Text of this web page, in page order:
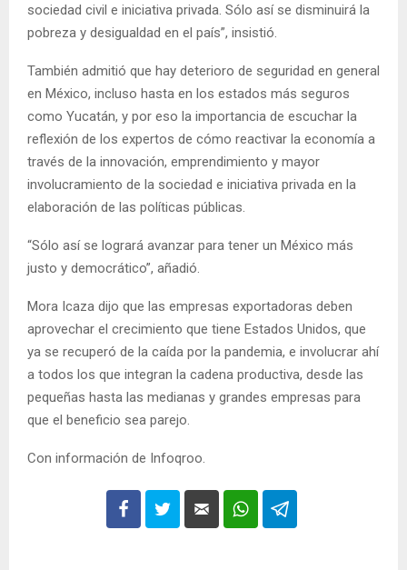
sociedad civil e iniciativa privada. Sólo así se disminuirá la
pobreza y desigualdad en el país”, insistió.
También admitió que hay deterioro de seguridad en general
en México, incluso hasta en los estados más seguros
como Yucatán, y por eso la importancia de escuchar la
reflexión de los expertos de cómo reactivar la economía a
través de la innovación, emprendimiento y mayor
involucramiento de la sociedad e iniciativa privada en la
elaboración de las políticas públicas.
“Sólo así se logrará avanzar para tener un México más
justo y democrático”, añadió.
Mora Icaza dijo que las empresas exportadoras deben
aprovechar el crecimiento que tiene Estados Unidos, que
ya se recuperó de la caída por la pandemia, e involucrar ahí
a todos los que integran la cadena productiva, desde las
pequeñas hasta las medianas y grandes empresas para
que el beneficio sea parejo.
Con información de Infoqroo.